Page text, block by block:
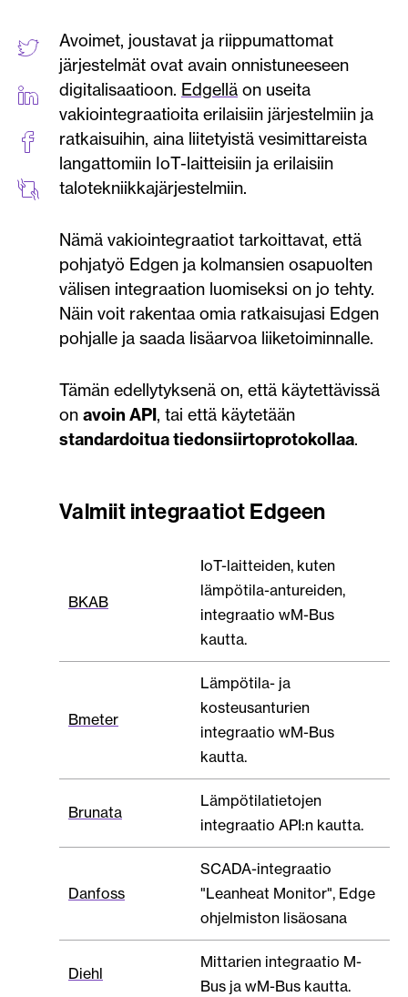
Avoimet, joustavat ja riippumattomat
järjestelmät ovat avain onnistuneeseen
digitalisaatioon. Edgellä on useita
vakiointegraatioita erilaisiin järjestelmiin ja
ratkaisuihin, aina liitetyistä vesimittareista
langattomiin IoT-laitteisiin ja erilaisiin
talotekniikkajärjestelmiin.
Nämä vakiointegraatiot tarkoittavat, että
pohjatyö Edgen ja kolmansien osapuolten
välisen integraation luomiseksi on jo tehty.
Näin voit rakentaa omia ratkaisujasi Edgen
pohjalle ja saada lisäarvoa liiketoiminnalle.
Tämän edellytyksenä on, että käytettävissä
on avoin API, tai että käytetään
standardoitua tiedonsiirtoprotokollaa.
Valmiit integraatiot Edgeen
BKAB
IoT-laitteiden, kuten
lämpötila-antureiden,
integraatio wM-Bus
kautta.
Bmeter
Lämpötila- ja
kosteusanturien
integraatio wM-Bus
kautta.
Brunata
Lämpötilatietojen
integraatio API:n kautta.
Danfoss
SCADA-integraatio
"Leanheat Monitor", Edge
ohjelmiston lisäosana
Diehl
Mittarien integraatio M-
Bus ja wM-Bus kautta.